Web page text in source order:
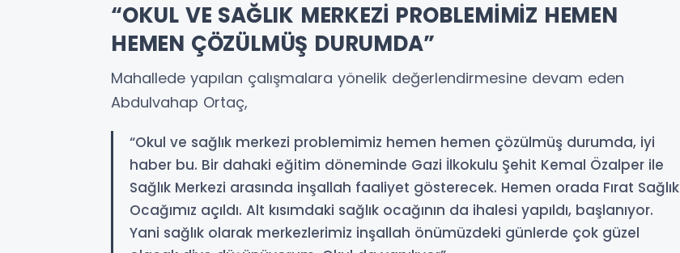
“OKUL VE SAĞLIK MERKEZİ PROBLEMİMİZ HEMEN
HEMEN ÇÖZÜLMÜŞ DURUMDA”
Mahallede yapılan çalışmalara yönelik değerlendirmesine devam eden
Abdulvahap Ortaç,
“Okul ve sağlık merkezi problemimiz hemen hemen çözülmüş durumda, iyi
haber bu. Bir dahaki eğitim döneminde Gazi İlkokulu Şehit Kemal Özalper ile
Sağlık Merkezi arasında inşallah faaliyet gösterecek. Hemen orada Fırat Sağlık
Ocağımız açıldı. Alt kısımdaki sağlık ocağının da ihalesi yapıldı, başlanıyor.
Yani sağlık olarak merkezlerimiz inşallah önümüzdeki günlerde çok güzel